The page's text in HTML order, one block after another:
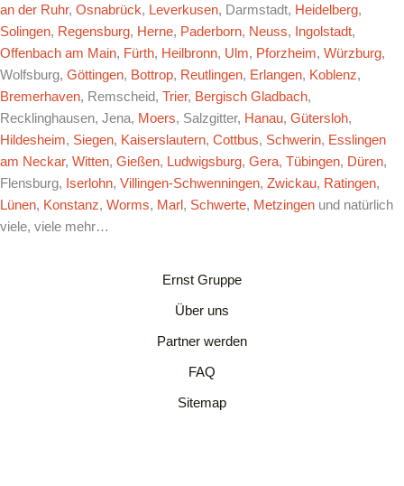
an der Ruhr, Osnabrück, Leverkusen, Darmstadt, Heidelberg,
Solingen, Regensburg, Herne, Paderborn, Neuss, Ingolstadt,
Offenbach am Main, Fürth, Heilbronn, Ulm, Pforzheim, Würzburg,
Wolfsburg, Göttingen, Bottrop, Reutlingen, Erlangen, Koblenz,
Bremerhaven, Remscheid, Trier, Bergisch Gladbach,
Recklinghausen, Jena, Moers, Salzgitter, Hanau, Gütersloh,
Hildesheim, Siegen, Kaiserslautern, Cottbus, Schwerin, Esslingen
am Neckar, Witten, Gießen, Ludwigsburg, Gera, Tübingen, Düren,
Flensburg, Iserlohn, Villingen-Schwenningen, Zwickau, Ratingen,
Lünen, Konstanz, Worms, Marl , Schwerte, Metzingen und natürlich
viele, viele mehr…
Ernst Gruppe
Über uns
Partner werden
FAQ
Sitemap